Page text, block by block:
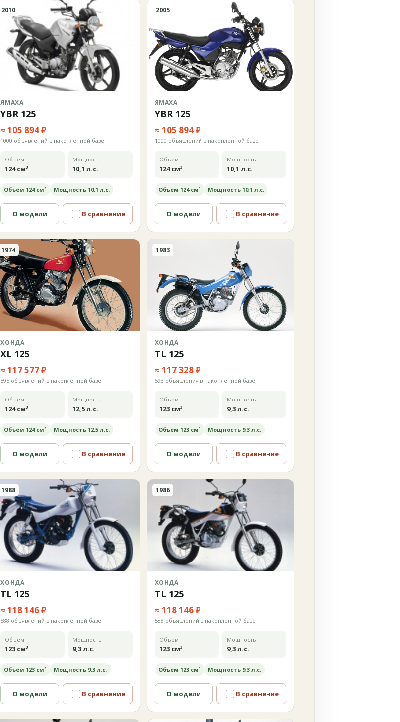
2010
ЯМАХА
YBR 125
≈ 105 894 ₽
1000 объявлений в накопленной базе
Объём
124 см³
Мощность
10,1 л.с.
Объём 124 см³ Мощность 10,1 л.с.
О модели В сравнение
2005
ЯМАХА
YBR 125
≈ 105 894 ₽
1000 объявлений в накопленной базе
Объём
124 см³
Мощность
10,1 л.с.
Объём 124 см³ Мощность 10,1 л.с.
О модели В сравнение
1974
ХОНДА
XL 125
≈ 117 577 ₽
595 объявлений в накопленной базе
Объём
124 см³
Мощность
12,5 л.с.
Объём 124 см³ Мощность 12,5 л.с.
О модели В сравнение
1983
ХОНДА
TL 125
≈ 117 328 ₽
593 объявления в накопленной базе
Объём
123 см³
Мощность
9,3 л.с.
Объём 123 см³ Мощность 9,3 л.с.
О модели В сравнение
1988
ХОНДА
TL 125
≈ 118 146 ₽
588 объявлений в накопленной базе
Объём
123 см³
Мощность
9,3 л.с.
Объём 123 см³ Мощность 9,3 л.с.
О модели В сравнение
1986
ХОНДА
TL 125
≈ 118 146 ₽
588 объявлений в накопленной базе
Объём
123 см³
Мощность
9,3 л.с.
Объём 123 см³ Мощность 9,3 л.с.
О модели В сравнение